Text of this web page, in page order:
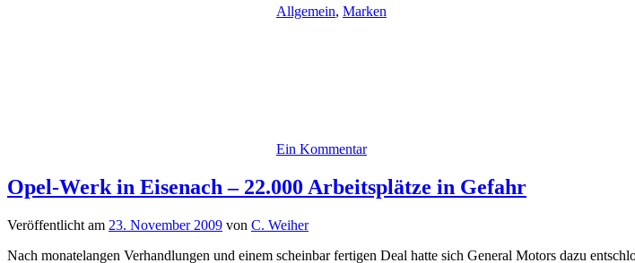
Allgemein, Marken
Ein Kommentar
Opel-Werk in Eisenach – 22.000 Arbeitsplätze in Gefahr
Veröffentlicht am 23. November 2009 von C. Weiher
Nach monatelangen Verhandlungen und einem scheinbar fertigen Deal hatte sich General Motors dazu